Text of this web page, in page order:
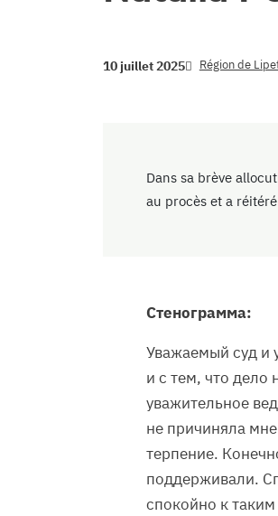
10 juillet 2025 Région de
Dans sa brève
au procès et a
Стенограмма:
Уважаемый суд и
и с тем, что дело
уважительное
не причиняла
терпение.
поддерживали.
спокойно к